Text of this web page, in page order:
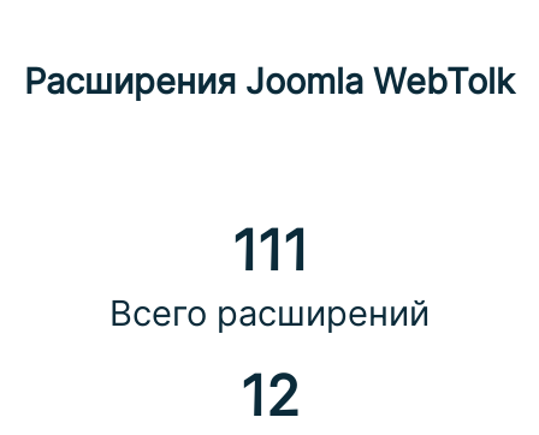
Расширения Joomla WebTolk
111
Всего расширений
12